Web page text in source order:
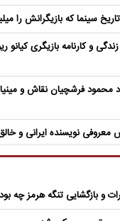
و کارنامه بازیگری کیانو
محمود فرشچیان نقاش و
معروفی نویسنده ایرانی و
و بازگشایی تنگه هرمز چه